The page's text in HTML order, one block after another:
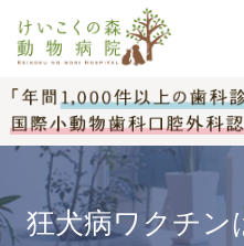
狂犬病ワクチン